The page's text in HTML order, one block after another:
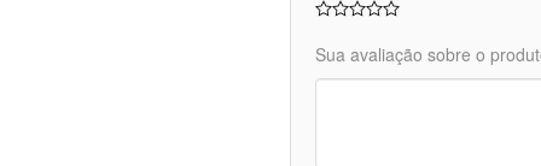
Sua avaliação sobre o